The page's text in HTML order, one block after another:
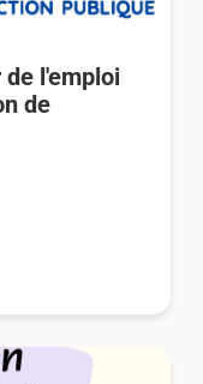
de l'emploi
de